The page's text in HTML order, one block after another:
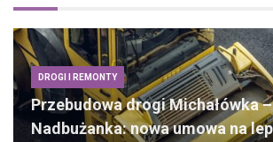
DROGI I REMONTY
Przebudowa drogi Michałówka
Nadbużanka: nowa umowa na